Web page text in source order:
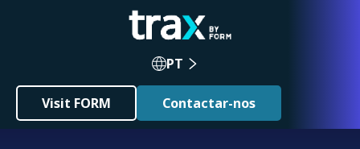
PT
Visit FORM Contactar-nos